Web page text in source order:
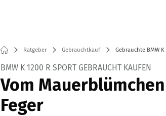
Ratgeber Gebrauchtkauf Gebrauchte BMW
BMW K 1200 R SPORT GEBRAUCHT KAUFEN
Vom
Feger